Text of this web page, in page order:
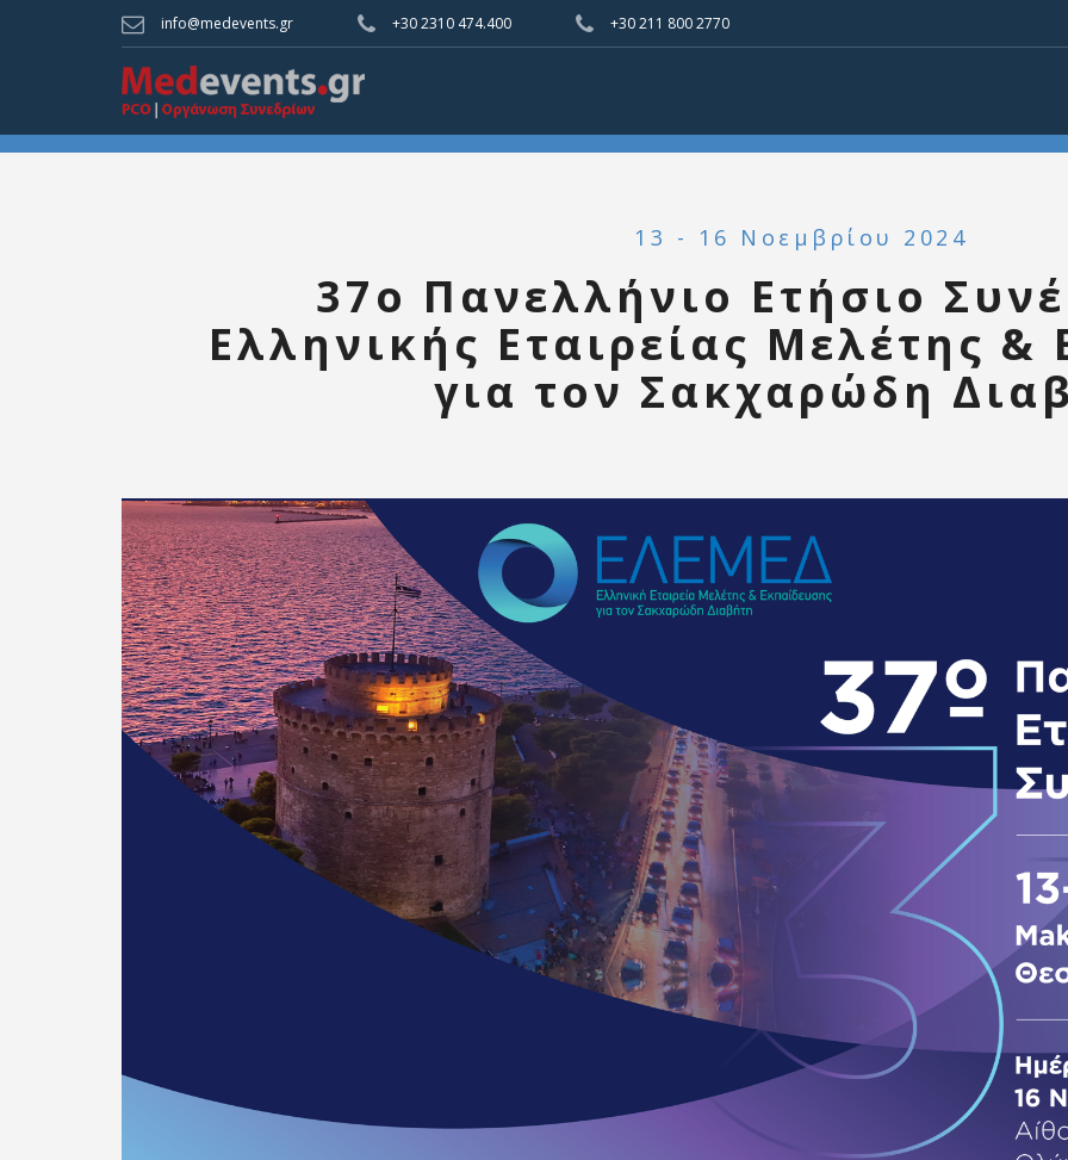
info@medevents.gr +30 2310 474.400 +30 211 800 2770
13 - 16 Νοεμβρίου 2024
37o Πανελλήνιο Ετήσιο
Ελληνικής Εταιρείας Μελέτης &
για τον Σακχαρώδη